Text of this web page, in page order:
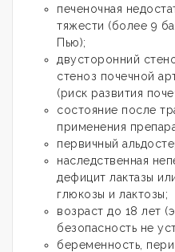
печеночная
тяжести (более 9
Пью);
двусторонний
стеноз почечной
(риск развития
состояние после
применения
первичный
наследственная
дефицит лактазы
глюкозы и лактозы;
возраст до 18 лет
безопасность не
беременность,